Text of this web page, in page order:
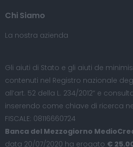
Chi Siamo
La nostra azienda
Gli aiuti di Stato e gli aiuti de
contenuti nel Registro nazionale
all’art. 52 della L. 234/2012” e
inserendo come chiave di ricerca
FISCALE: 08116660724
Banca del Mezzogiorno
data 20/07/2020 ha erogato €